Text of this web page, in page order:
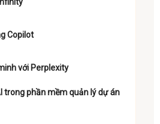
Copilot
với Perplexity
trong phần mềm quản lý dự án